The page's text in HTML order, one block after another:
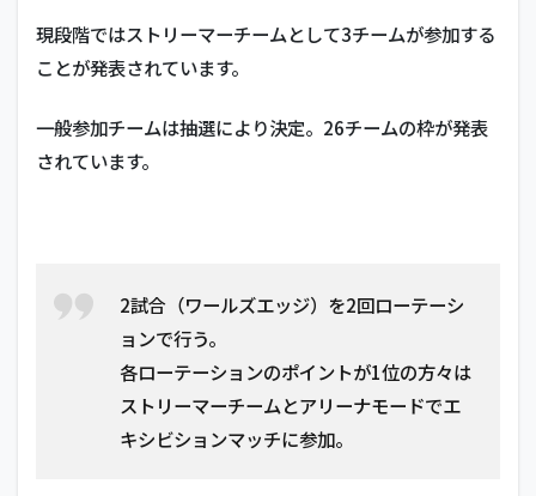
現段階ではストリーマーチームとして3チームが参加する
ことが発表されています。
一般参加チームは抽選により決定。26チームの枠が発表
されています。
2試合（ワールズエッジ）を2回ローテーシ
ョンで行う。
各ローテーションのポイントが1位の方々は
ストリーマーチームとアリーナモードでエ
キシビションマッチに参加。